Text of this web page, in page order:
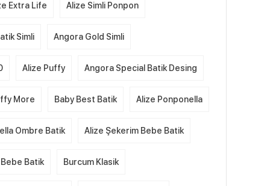
Extra Life Alize Simli Ponpon
Simli Angora Gold Simli
Alize Puffy Angora Special Batik Desing
More Baby Best Batik Alize Ponponella
Ombre Batik Alize Şekerim Bebe Batik
Batik Burcum Klasik